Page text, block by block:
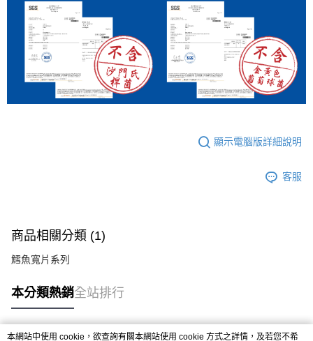
顯示電腦版詳細說明
客服
商品相關分類 (1)
鱈魚寬片系列
本分類熱銷全站排行
本網站中使用 cookie，欲查詢有關本網站使用 cookie 方式之詳情，及若您不希